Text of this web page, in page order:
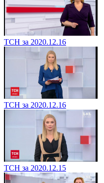
ТСН за 2020.12.16
ТСН за 2020.12.16
ТСН за 2020.12.15